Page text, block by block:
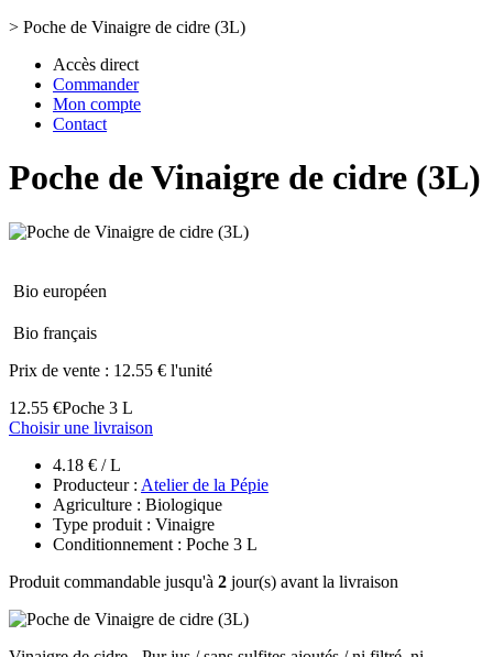
> Poche de Vinaigre de cidre (3L)
Accès direct
Commander
Mon compte
Contact
Poche de Vinaigre de cidre (3L)
Bio européen
Bio français
Prix de vente : 12.55 € l'unité
12.55 €Poche 3 L
Choisir une livraison
4.18 € / L
Producteur : Atelier de la Pépie
Agriculture : Biologique
Type produit : Vinaigre
Conditionnement : Poche 3 L
Produit commandable jusqu'à 2 jour(s) avant la livraison